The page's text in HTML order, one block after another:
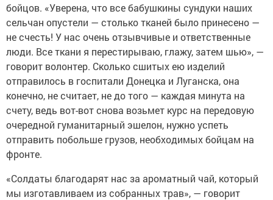
бойцов. «Уверена, что все бабушкины сундуки наших
сельчан опустели — столько тканей было принесено —
не счесть! У нас очень отзывчивые и ответственные
люди. Все ткани я перестирываю, глажу, затем шью», —
говорит волонтер. Сколько сшитых ею изделий
отправилось в госпитали Донецка и Луганска, она
конечно, не считает, не до того — каждая минута на
счету, ведь вот-вот снова возьмет курс на передовую
очередной гуманитарный эшелон, нужно успеть
отправить побольше грузов, необходимых бойцам на
фронте.
«Солдаты благодарят нас за ароматный чай, который
мы изготавливаем из собранных трав», — говорит